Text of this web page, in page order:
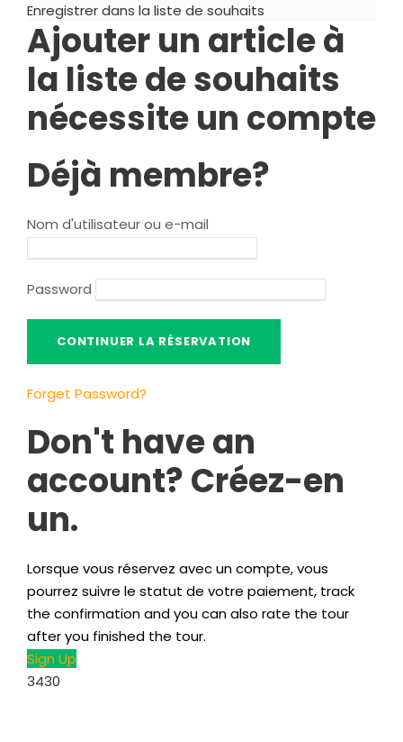
Enregistrer dans la liste de souhaits
Ajouter un article à
la liste de souhaits
nécessite un compte
Déjà membre?
Nom d'utilisateur ou e-mail
Password
Forget Password?
Don't have an
account? Créez-en
un.
Lorsque vous réservez avec un compte, vous
pourrez suivre le statut de votre paiement, track
the confirmation and you can also rate the tour
after you finished the tour.
Sign Up
3430